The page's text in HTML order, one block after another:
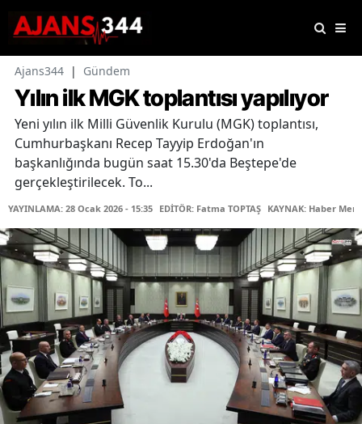
Ajans344 | Gündem
Yılın ilk MGK toplantısı yapılıyor
Yeni yılın ilk Milli Güvenlik Kurulu (MGK) toplantısı,
Cumhurbaşkanı Recep Tayyip Erdoğan'ın
başkanlığında bugün saat 15.30'da Beştepe'de
gerçekleştirilecek. To...
YAYINLAMA: 28 Ocak 2026 - 15:35 EDİTÖR: Fatma TOPTAŞ KAYNAK: Haber